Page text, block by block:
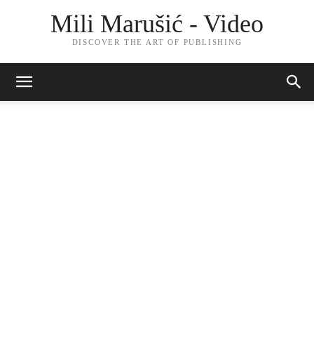
Mili Marušić - Video
DISCOVER THE ART OF PUBLISHING